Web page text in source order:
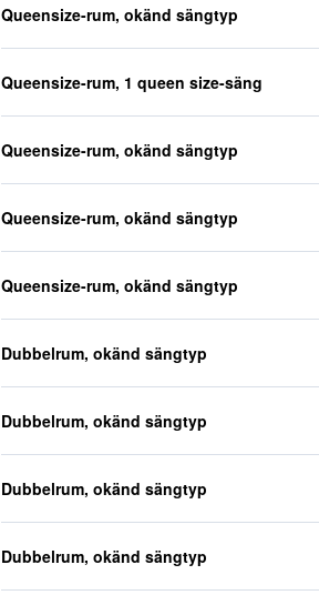
Queensize-rum, okänd sängtyp
Queensize-rum, 1 queen size-säng
Queensize-rum, okänd sängtyp
Queensize-rum, okänd sängtyp
Queensize-rum, okänd sängtyp
Dubbelrum, okänd sängtyp
Dubbelrum, okänd sängtyp
Dubbelrum, okänd sängtyp
Dubbelrum, okänd sängtyp